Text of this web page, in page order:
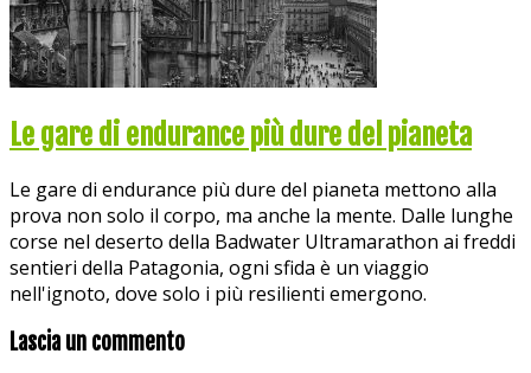
Le gare di endurance più dure del pianeta
Le gare di endurance più dure del pianeta mettono alla
prova non solo il corpo, ma anche la mente. Dalle lunghe
corse nel deserto della Badwater Ultramarathon ai freddi
sentieri della Patagonia, ogni sfida è un viaggio
nell'ignoto, dove solo i più resilienti emergono.
Lascia un commento